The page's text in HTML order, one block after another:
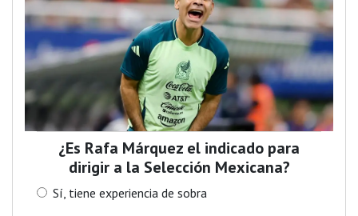
¿Es Rafa Márquez el indicado para
dirigir a la Selección Mexicana?
Sí, tiene experiencia de sobra